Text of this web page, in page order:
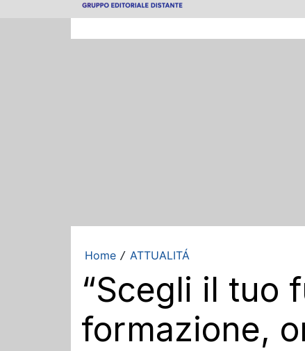
Home / ATTUALITÁ
“Scegli il tuo
formazione,